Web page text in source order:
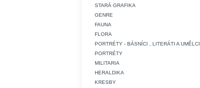
STARÁ GRAFIKA
GENRE
FAUNA
FLORA
PORTRÉTY - BÁSNÍCI , LITERÁTI A UMĚLCI
PORTRÉTY
MILITARIA
HERALDIKA
KRESBY